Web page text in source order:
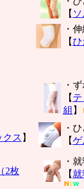
【
・
【ひ
・
【
組 】
クス 】
・
【ゲ
2枚
・
【